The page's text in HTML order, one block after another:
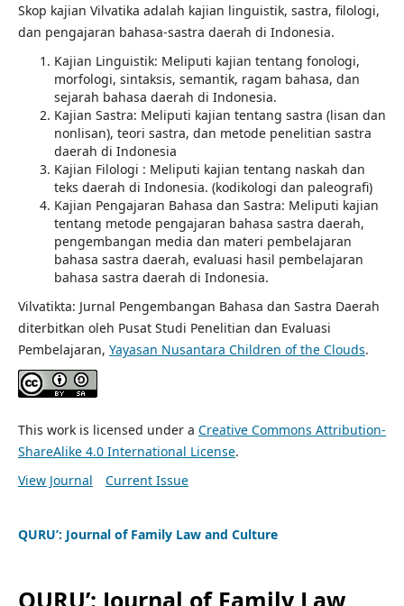
Skop kajian Vilvatika adalah kajian linguistik, sastra, filologi,
dan pengajaran bahasa-sastra daerah di Indonesia.
Kajian Linguistik: Meliputi kajian tentang fonologi,
morfologi, sintaksis, semantik, ragam bahasa, dan
sejarah bahasa daerah di Indonesia.
Kajian Sastra: Meliputi kajian tentang sastra (lisan dan
nonlisan), teori sastra, dan metode penelitian sastra
daerah di Indonesia
Kajian Filologi : Meliputi kajian tentang naskah dan
teks daerah di Indonesia. (kodikologi dan paleografi)
Kajian Pengajaran Bahasa dan Sastra: Meliputi kajian
tentang metode pengajaran bahasa sastra daerah,
pengembangan media dan materi pembelajaran
bahasa sastra daerah, evaluasi hasil pembelajaran
bahasa sastra daerah di Indonesia.
Vilvatikta: Jurnal Pengembangan Bahasa dan Sastra Daerah
diterbitkan oleh Pusat Studi Penelitian dan Evaluasi
Pembelajaran, Yayasan Nusantara Children of the Clouds.
This work is licensed under a Creative Commons Attribution-
ShareAlike 4.0 International License.
View Journal
Current Issue
QURU’: Journal of Family Law and Culture
QURU’: Journal of Family Law